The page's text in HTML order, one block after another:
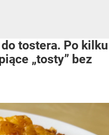
tostera. Po kilku
„tosty” bez